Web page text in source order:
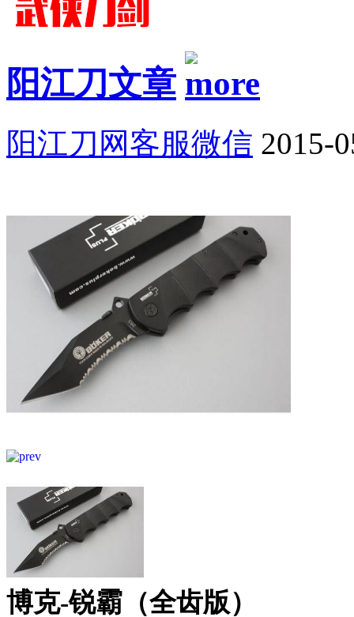
阳江刀文章
阳江刀网客服微信 2015-
博克-锐霸（全齿版）